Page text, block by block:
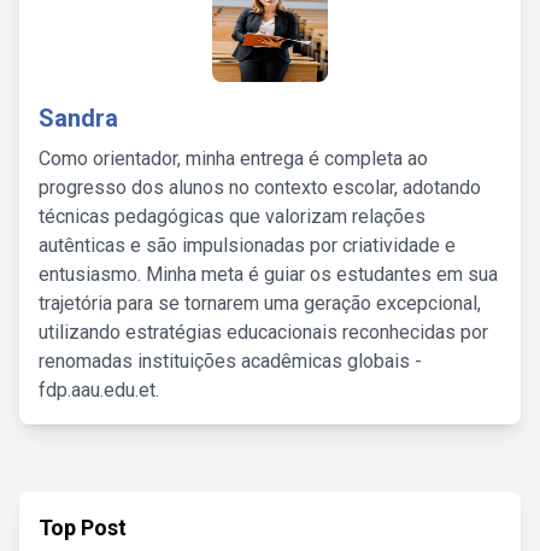
Sandra
Como orientador, minha entrega é completa ao
progresso dos alunos no contexto escolar, adotando
técnicas pedagógicas que valorizam relações
autênticas e são impulsionadas por criatividade e
entusiasmo. Minha meta é guiar os estudantes em sua
trajetória para se tornarem uma geração excepcional,
utilizando estratégias educacionais reconhecidas por
renomadas instituições acadêmicas globais -
fdp.aau.edu.et.
Top Post